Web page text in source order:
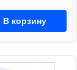
В корзину